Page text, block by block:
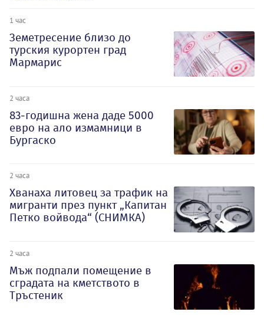
1 час
Земетресение близо до
турския курортен град
Мармарис
2 часа
83-годишна жена даде 5000
евро на ало измамници в
Бургаско
2 часа
Хванаха литовец за трафик на
мигранти през пункт „Капитан
Петко войвода“ (СНИМКА)
2 часа
Мъж подпали помещение в
сградата на кметството в
Тръстеник